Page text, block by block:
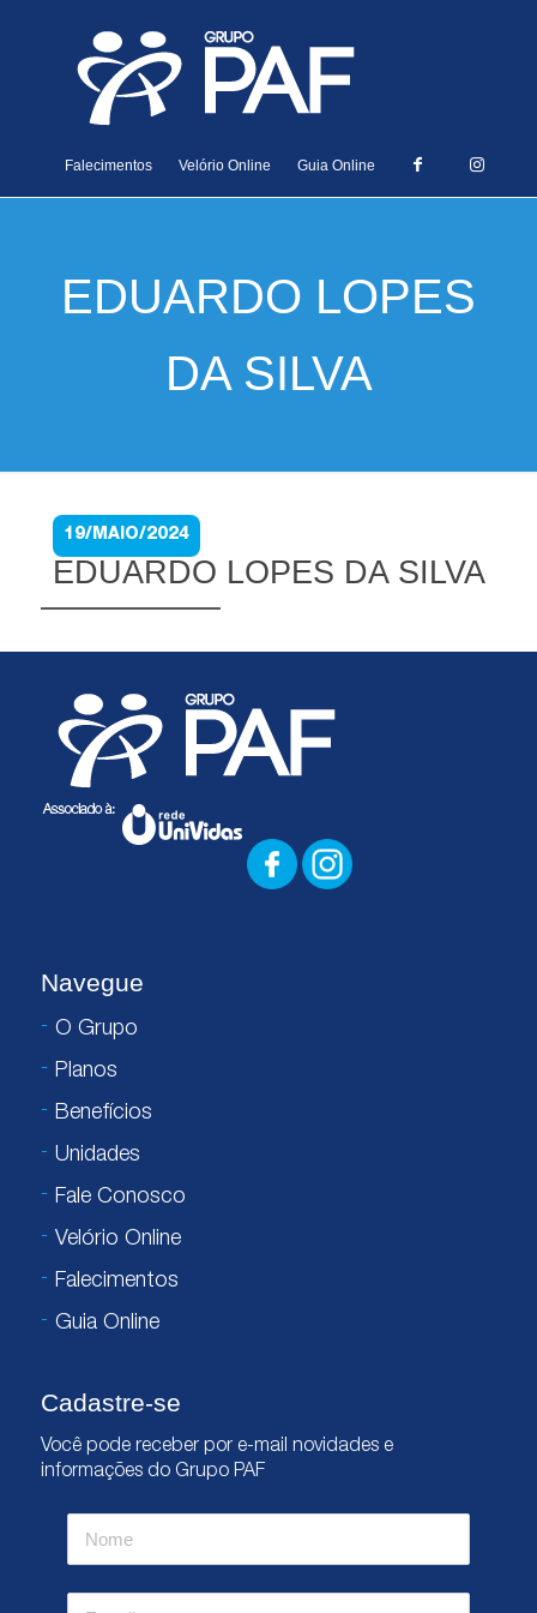
Falecimentos Velório Online Guia Online
EDUARDO LOPES
DA SILVA
19/MAIO/2024
EDUARDO LOPES DA SILVA
Navegue
O Grupo
Planos
Benefícios
Unidades
Fale Conosco
Velório Online
Falecimentos
Guia Online
Cadastre-se
Você pode receber por e-mail novidades e
informações do Grupo PAF